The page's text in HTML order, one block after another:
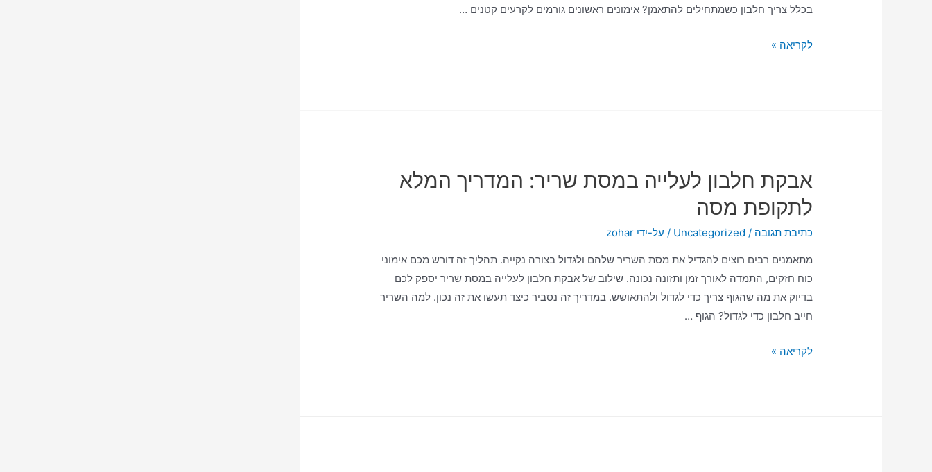
בכלל צריך חלבון כשמתחילים להתאמן? אימונים ראשונים גורמים לקרעים קטנים …
לקריאה »
אבקת חלבון לעלייה במסת שריר: המדריך המלא
לתקופת מסה
כתיבת תגובה /
Uncategorized / על-ידי zohar
מתאמנים רבים רוצים להגדיל את מסת השריר שלהם ולגדול בצורה נקייה. תהליך זה דורש מכם אימוני
כוח חזקים, התמדה לאורך זמן ותזונה נכונה. שילוב של אבקת חלבון לעלייה במסת שריר יספק לכם
בדיוק את מה שהגוף צריך כדי לגדול ולהתאושש. במדריך זה נסביר כיצד תעשו את זה נכון. למה השריר
חייב חלבון כדי לגדול? הגוף …
לקריאה »